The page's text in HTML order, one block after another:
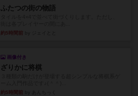
ふたつの街の物語
約5時間前
画像付き
ざりかに将棋
約5時間前